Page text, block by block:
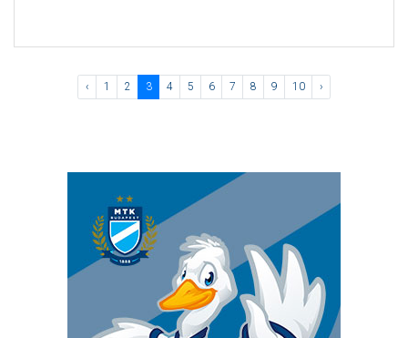
‹ 1 2 3 4 5 6 7 8 9 10 ›